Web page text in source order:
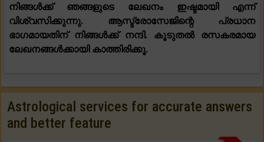
നിങ്ങൾക്ക് ഞങ്ങളുടെ ലേഖനം ഇഷ്ടമായി എന്ന്
വിശ്വസിക്കുന്നു. ആസ്ട്രോസേജിന്റെ പ്രധാന
ഭാഗമായതിന് നിങ്ങൾക്ക് നന്ദി. കൂടുതൽ രസകരമായ
ലേഖനങ്ങൾക്കായി കാത്തിരിക്കൂ.
Astrological services for accurate answers
and better feature